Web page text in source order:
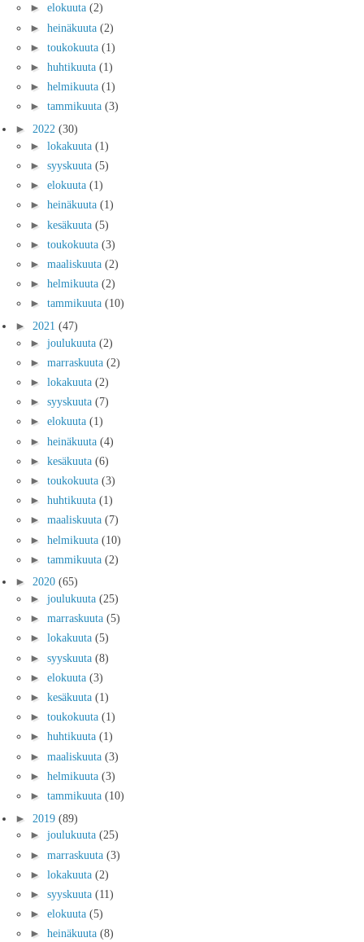
► elokuuta (2)
► heinäkuuta (2)
► toukokuuta (1)
► huhtikuuta (1)
► helmikuuta (1)
► tammikuuta (3)
► 2022 (30)
► lokakuuta (1)
► syyskuuta (5)
► elokuuta (1)
► heinäkuuta (1)
► kesäkuuta (5)
► toukokuuta (3)
► maaliskuuta (2)
► helmikuuta (2)
► tammikuuta (10)
► 2021 (47)
► joulukuuta (2)
► marraskuuta (2)
► lokakuuta (2)
► syyskuuta (7)
► elokuuta (1)
► heinäkuuta (4)
► kesäkuuta (6)
► toukokuuta (3)
► huhtikuuta (1)
► maaliskuuta (7)
► helmikuuta (10)
► tammikuuta (2)
► 2020 (65)
► joulukuuta (25)
► marraskuuta (5)
► lokakuuta (5)
► syyskuuta (8)
► elokuuta (3)
► kesäkuuta (1)
► toukokuuta (1)
► huhtikuuta (1)
► maaliskuuta (3)
► helmikuuta (3)
► tammikuuta (10)
► 2019 (89)
► joulukuuta (25)
► marraskuuta (3)
► lokakuuta (2)
► syyskuuta (11)
► elokuuta (5)
► heinäkuuta (8)